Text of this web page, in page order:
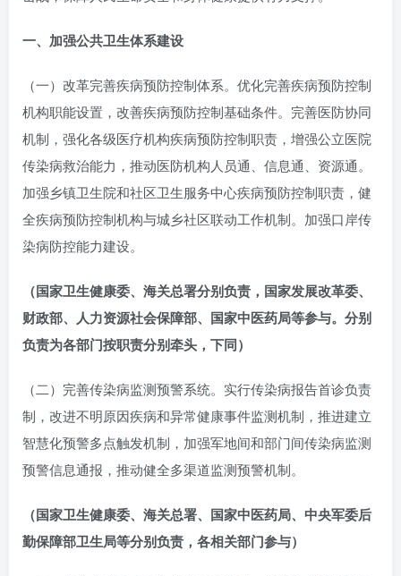
一、加强公共卫生体系建设
（一）改革完善疾病预防控制体系。优化完善疾病预防控制
机构职能设置，改善疾病预防控制基础条件。完善医防协同
机制，强化各级医疗机构疾病预防控制职责，增强公立医院
传染病救治能力，推动医防机构人员通、信息通、资源通。
加强乡镇卫生院和社区卫生服务中心疾病预防控制职责，健
全疾病预防控制机构与城乡社区联动工作机制。加强口岸传
染病防控能力建设。
（国家卫生健康委、海关总署分别负责，国家发展改革委、
财政部、人力资源社会保障部、国家中医药局等参与。分别
负责为各部门按职责分别牵头，下同）
（二）完善传染病监测预警系统。实行传染病报告首诊负责
制，改进不明原因疾病和异常健康事件监测机制，推进建立
智慧化预警多点触发机制，加强军地间和部门间传染病监测
预警信息通报，推动健全多渠道监测预警机制。
（国家卫生健康委、海关总署、国家中医药局、中央军委后
勤保障部卫生局等分别负责，各相关部门参与）